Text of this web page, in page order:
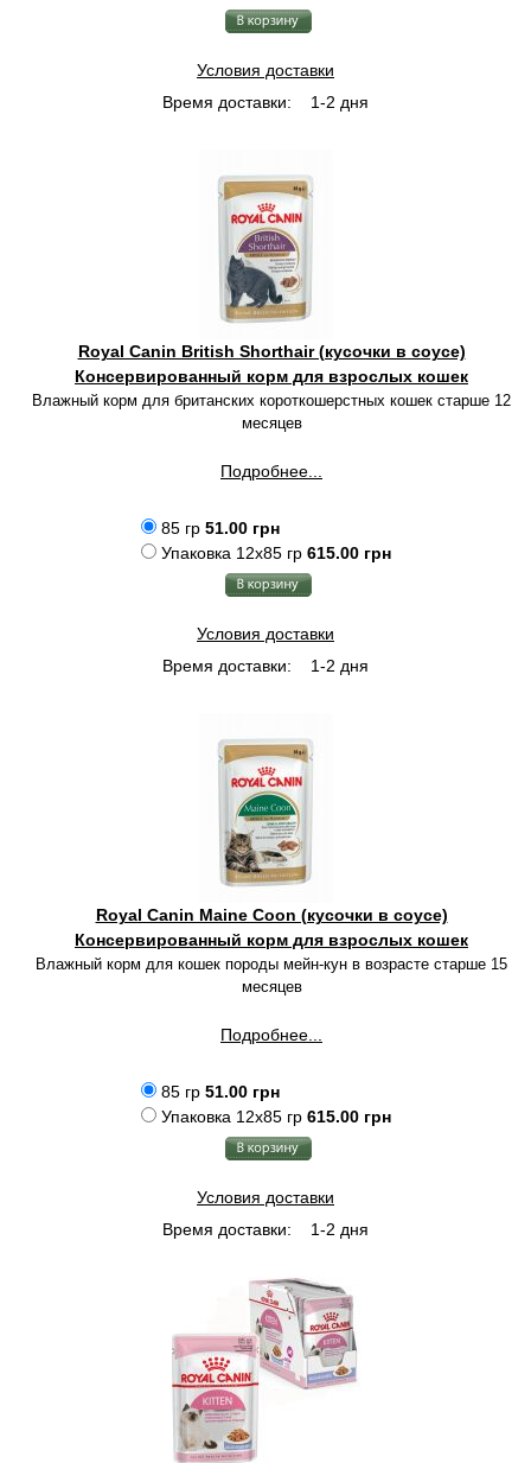
Условия доставки
Время доставки:
1-2 дня
Royal Canin British Shorthair (кусочки в соусе)
Консервированный корм для взрослых кошек
Влажный корм для британских короткошерстных кошек старше 12
месяцев
Подробнее...
85 гр 51.00 грн
Упаковка 12x85 гр 615.00 грн
Условия доставки
Время доставки:
1-2 дня
Royal Canin Maine Coon (кусочки в соусе)
Консервированный корм для взрослых кошек
Влажный корм для кошек породы мейн-кун в возрасте старше 15
месяцев
Подробнее...
85 гр 51.00 грн
Упаковка 12x85 гр 615.00 грн
Условия доставки
Время доставки:
1-2 дня